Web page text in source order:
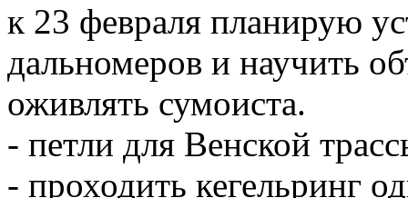
к 23 февраля планирую
дальномеров и научить
оживлять сумоиста.
- петли для Венской
- проходить кегельринг